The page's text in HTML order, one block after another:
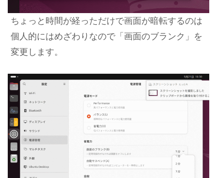
ちょっと時間が経っただけで画面が暗転するのは
個人的にはめざわりなので「画面のブランク」を
変更します。